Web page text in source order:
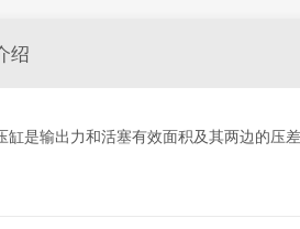
绍
缸是输出力和活塞有效面积及其两边的压